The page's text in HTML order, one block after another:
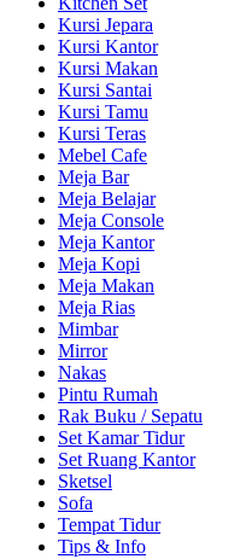
Kursi Jepara
Kursi Kantor
Kursi Makan
Kursi Santai
Kursi Tamu
Kursi Teras
Mebel Cafe
Meja Bar
Meja Belajar
Meja Console
Meja Kantor
Meja Kopi
Meja Makan
Meja Rias
Mimbar
Mirror
Nakas
Pintu Rumah
Rak Buku / Sepatu
Set Kamar Tidur
Set Ruang Kantor
Sketsel
Sofa
Tempat Tidur
Tips & Info